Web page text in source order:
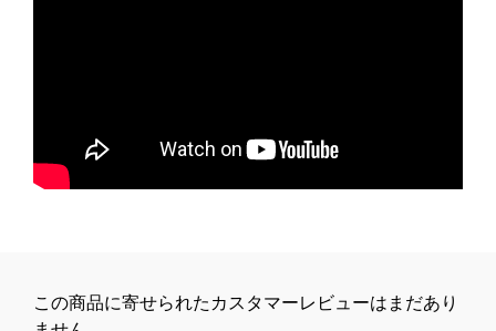
この商品に寄せられたカスタマーレビューはまだあり